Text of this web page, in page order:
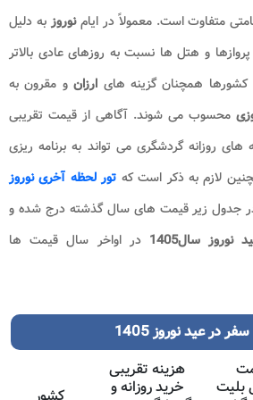
متفاوت است. معمولاً در ایامنوروزبه دلیل
و هتل ها نسبت به روزهای عادی بالاتر
همچنان گزینه های ارزانو مقرون به
محسوب می شوند. آگاهی از قیمت تقریبی
روزانه گردشگری می تواند به برنامه ریزی
لازم به ذکر است که تور لحظه آخری نوروز
جدول زیر قیمت های سال گذشته درج شده و
نوروز سال1405
در اواخر سال قیمت ها
در عید نوروز 1405
بلیت
هزینه تقریبی
خرید روزانه و